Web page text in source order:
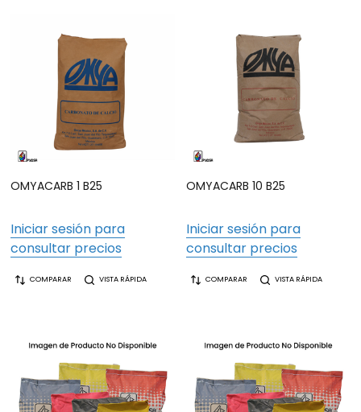
OMYACARB 1 B25
Iniciar sesión para
consultar precios
COMPARAR VISTA RÁPIDA
OMYACARB 10 B25
Iniciar sesión para
consultar precios
COMPARAR VISTA RÁPIDA